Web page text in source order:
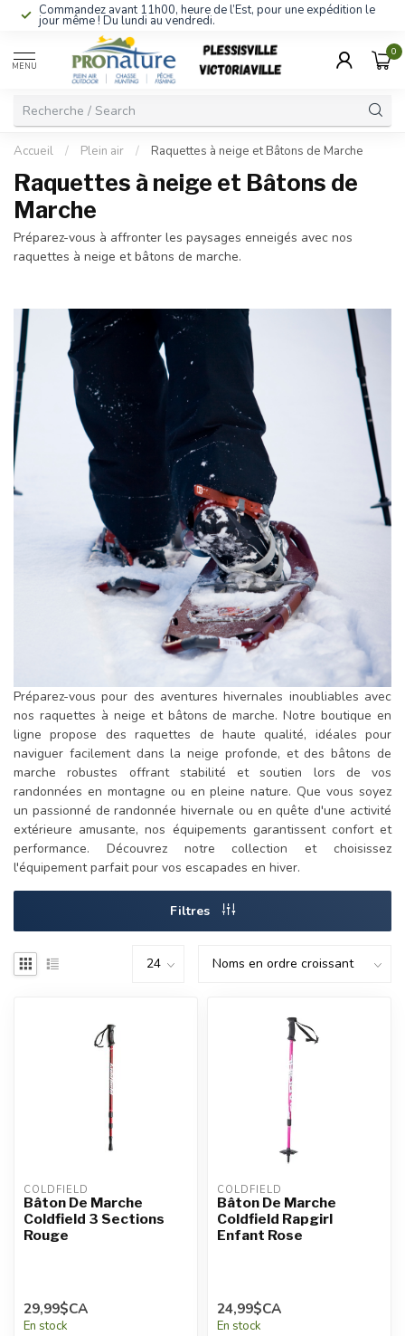
Commandez avant 11h00, heure de l’Est, pour une expédition le
jour même ! Du lundi au vendredi.
MENU
0
Accueil / Plein air / Raquettes à neige et Bâtons de Marche
Raquettes à neige et Bâtons de
Marche
Préparez-vous à affronter les paysages enneigés avec nos
raquettes à neige et bâtons de marche.
Préparez-vous pour des aventures hivernales inoubliables avec
nos raquettes à neige et bâtons de marche. Notre boutique en
ligne propose des raquettes de haute qualité, idéales pour
naviguer facilement dans la neige profonde, et des bâtons de
marche robustes offrant stabilité et soutien lors de vos
randonnées en montagne ou en pleine nature. Que vous soyez
un passionné de randonnée hivernale ou en quête d'une activité
extérieure amusante, nos équipements garantissent confort et
performance. Découvrez notre collection et choisissez
l'équipement parfait pour vos escapades en hiver.
Filtres
COLDFIELD
Bâton De Marche
Coldfield 3 Sections
Rouge
29,99$CA
En stock
COLDFIELD
Bâton De Marche
Coldfield Rapgirl
Enfant Rose
24,99$CA
En stock